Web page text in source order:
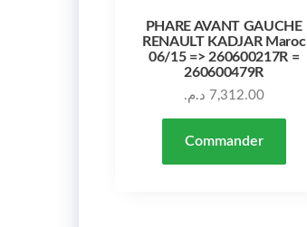
PHARE AVANT GAUCHE
RENAULT KADJAR Maroc
06/15 => 260600217R =
260600479R
7,312.00 د.م.
Commander